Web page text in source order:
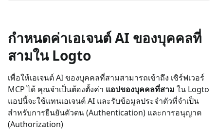
กำหนดค่าเอเจนต์ AI ของบุคคลที่
สามใน Logto
เพื่อให้เอเจนต์ AI ของบุคคลที่สามสามารถเข้าถึง เซิร์ฟเวอร์
MCPได้ คุณจำเป็นต้องตั้งค่า แอปของบุคคลที่สาม ใน Logto
แอปนี้จะใช้แทนเอเจนต์ AI และรับข้อมูลประจำตัวที่จำเป็น
สำหรับการยืนยันตัวตน (Authentication) และการอนุญาต
(Authorization)